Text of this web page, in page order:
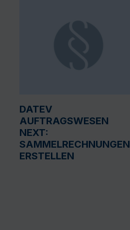
DATEV
AUFTRAGSWESEN
NEXT:
SAMMELRECHNUNGEN
ERSTELLEN